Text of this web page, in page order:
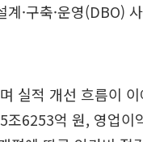
·구축·운영(DBO)
실적 개선 흐름이
6253억 원, 영업